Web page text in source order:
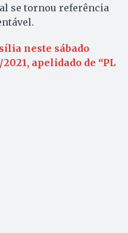
se tornou referência
neste sábado
apelidado de “PL